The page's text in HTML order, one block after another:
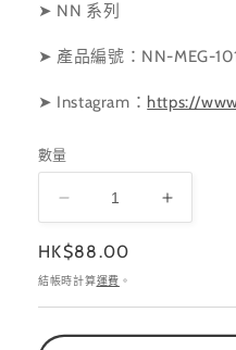
➤ NN 系列
➤ 產品編號：NN-MEG-
➤ Instagram ： https://
數量
MEG-
101
(已
停
產,
NN-
MEG-
停
產,
定
價
HK$88.00
結帳時計算運費 。